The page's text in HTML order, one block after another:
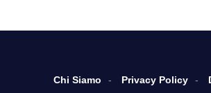
Chi Siamo Privacy Policy